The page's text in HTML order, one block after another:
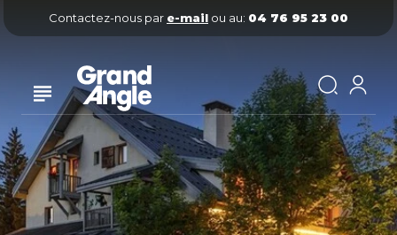
Contactez-nous par e-mail ou au: 04 76 95 23 00